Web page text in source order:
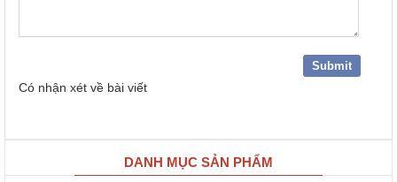
Có nhận xét về bài viết
DANH MỤC SẢN PHẨM